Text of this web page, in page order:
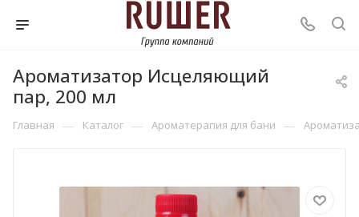
Ароматизатор Исцеляющий
пар, 200 мл
Главная — Каталог — Ароматерапия для бани —